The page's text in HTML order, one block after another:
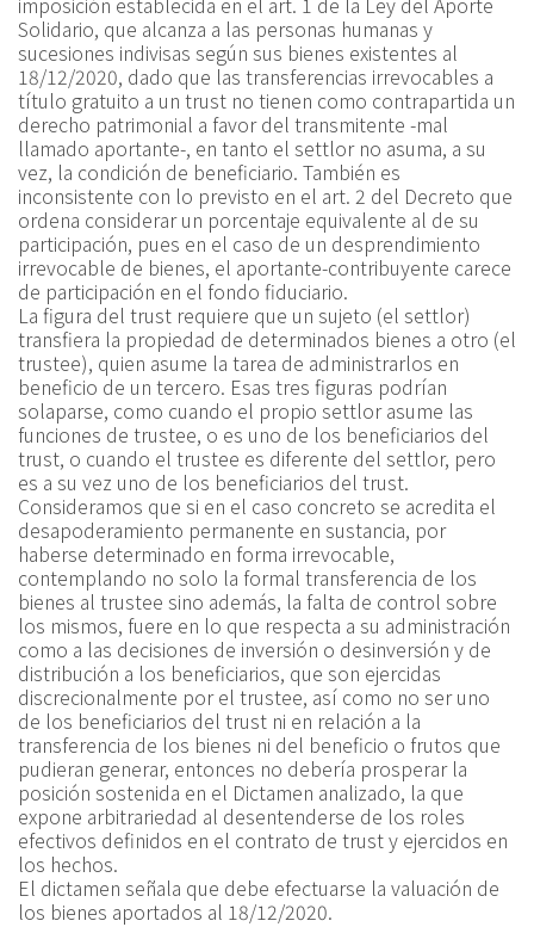
Solidario, que alcanza a las personas humanas y
sucesiones indivisas según sus bienes existentes al
18/12/2020, dado que las transferencias irrevocables a
título gratuito a un trust no tienen como contrapartida un
derecho patrimonial a favor del transmitente -mal
llamado aportante-, en tanto el settlor no asuma, a su
vez, la condición de beneficiario. También es
inconsistente con lo previsto en el art. 2 del Decreto que
ordena considerar un porcentaje equivalente al de su
participación, pues en el caso de un desprendimiento
irrevocable de bienes, el aportante-contribuyente carece
de participación en el fondo fiduciario.
La figura del trust requiere que un sujeto (el settlor)
transfiera la propiedad de determinados bienes a otro (el
trustee), quien asume la tarea de administrarlos en
beneficio de un tercero. Esas tres figuras podrían
solaparse, como cuando el propio settlor asume las
funciones de trustee, o es uno de los beneficiarios del
trust, o cuando el trustee es diferente del settlor, pero
es a su vez uno de los beneficiarios del trust.
Consideramos que si en el caso concreto se acredita el
desapoderamiento permanente en sustancia, por
haberse determinado en forma irrevocable,
contemplando no solo la formal transferencia de los
bienes al trustee sino además, la falta de control sobre
los mismos, fuere en lo que respecta a su administración
como a las decisiones de inversión o desinversión y de
distribución a los beneficiarios, que son ejercidas
discrecionalmente por el trustee, así como no ser uno
de los beneficiarios del trust ni en relación a la
transferencia de los bienes ni del beneficio o frutos que
pudieran generar, entonces no debería prosperar la
posición sostenida en el Dictamen analizado, la que
expone arbitrariedad al desentenderse de los roles
efectivos definidos en el contrato de trust y ejercidos en
los hechos.
El dictamen señala que debe efectuarse la valuación de
los bienes aportados al 18/12/2020.